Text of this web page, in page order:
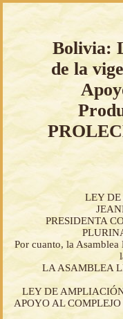
Bolivia:
de la
LEY DE
PRESIDENTA
Por cuanto, la
LA ASAMBLEA
LEY DE
APOYO AL